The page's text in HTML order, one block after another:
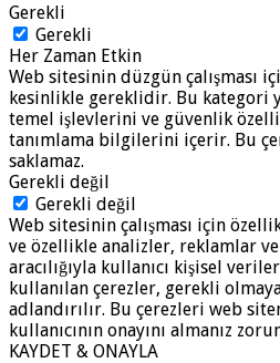
Gerekli
Gerekli
Her Zaman Etkin
Web sitesinin düzgün çalışması
kesinlikle gereklidir. Bu kategori
temel işlevlerini ve güvenlik
tanımlama bilgilerini içerir. Bu
saklamaz.
Gerekli değil
Gerekli değil
Web sitesinin çalışması için
ve özellikle analizler, reklamlar
aracılığıyla kullanıcı kişisel
kullanılan çerezler, gerekli
adlandırılır. Bu çerezleri web
kullanıcının onayını almanız
KAYDET & ONAYLA